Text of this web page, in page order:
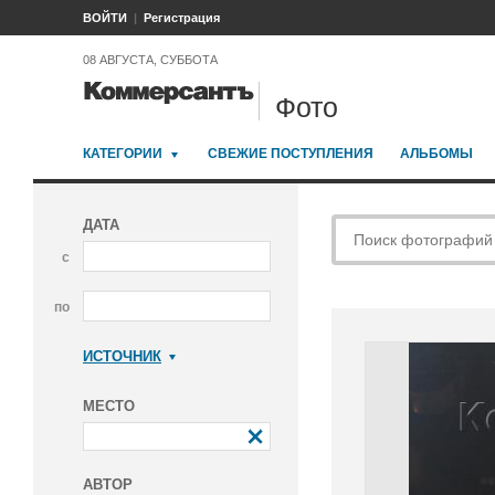
ВОЙТИ Регистрация
08 АВГУСТА, СУББОТА
Фото
КАТЕГОРИИ СВЕЖИЕ ПОСТУПЛЕНИЯ АЛЬБОМЫ
ДАТА
с
по
ИСТОЧНИК
МЕСТО
АВТОР